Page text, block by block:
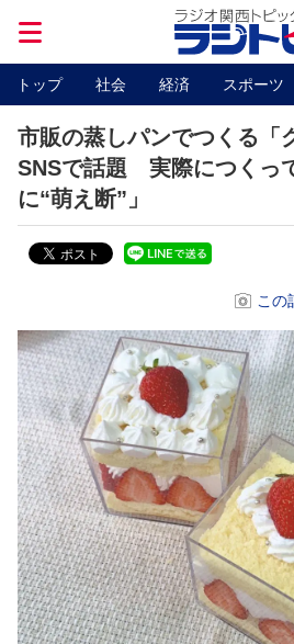
トップ 社会 経済 スポーツ
市販の蒸しパンでつくる「
SNSで話題 実際につくっ
に“萌え断”」
この